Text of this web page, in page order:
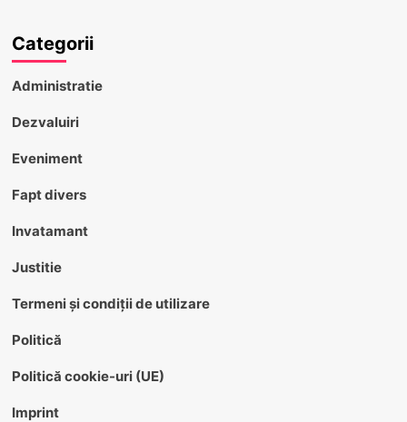
Categorii
Administratie
Dezvaluiri
Eveniment
Fapt divers
Invatamant
Justitie
Termeni și condiții de utilizare
Politică
Politică cookie-uri (UE)
Imprint